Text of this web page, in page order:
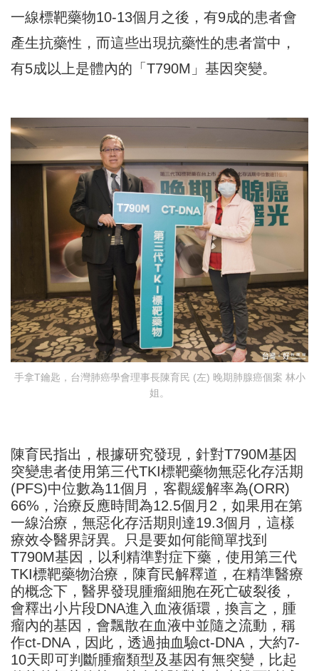
一線標靶藥物10-13個月之後，有9成的患者會
產生抗藥性，而這些出現抗藥性的患者當中，
有5成以上是體內的「T790M」基因突變。
手拿T鑰匙，台灣肺癌學會理事長陳育民 (左) 晚期肺腺癌個案 林小
姐。
陳育民指出，根據研究發現，針對T790M基因
突變患者使用第三代TKI標靶藥物無惡化存活期
(PFS)中位數為11個月，客觀緩解率為(ORR)
66%，治療反應時間為12.5個月2，如果用在第
一線治療，無惡化存活期則達19.3個月，這樣
療效令醫界訝異。只是要如何能簡單找到
T790M基因，以利精準對症下藥，使用第三代
TKI標靶藥物治療，陳育民解釋道，在精準醫療
的概念下，醫界發現腫瘤細胞在死亡破裂後，
會釋出小片段DNA進入血液循環，換言之，腫
瘤內的基因，會飄散在血液中並隨之流動，稱
作ct-DNA，因此，透過抽血驗ct-DNA，大約7-
10天即可判斷腫瘤類型及基因有無突變，比起